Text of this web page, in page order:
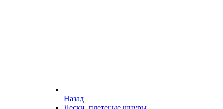
Назад
Лески, плетеные шнуры